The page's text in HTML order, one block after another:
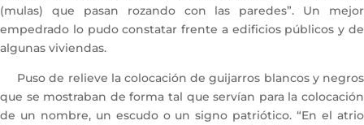
(mulas) que pasan rozando con las paredes”. Un mejor
empedrado lo pudo constatar frente a edificios públicos y de
algunas viviendas.
Puso de relieve la colocación de guijarros blancos y negros
que se mostraban de forma tal que servían para la colocación
de un nombre, un escudo o un signo patriótico. “En el atrio